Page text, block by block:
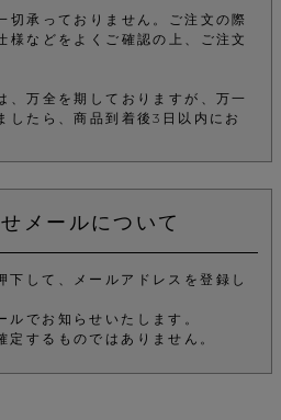
切承っておりません。ご注文の際
様などをよくご確認の上、ご注文
、万全を期しておりますが、万一
したら、商品到着後3日以内にお
メールについて
下して、メールアドレスを登録し
でお知らせいたします。
定するものではありません。